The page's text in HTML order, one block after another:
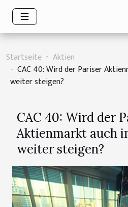
Startseite
Aktien
CAC 40: Wird der Pariser
weiter steigen?
CAC 40: Wird der
Aktienmarkt auch
weiter steigen?